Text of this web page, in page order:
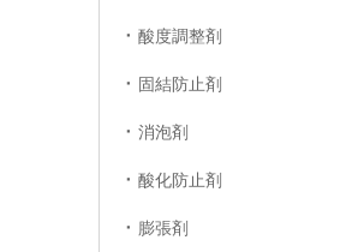
酸度調整剤
固結防止剤
消泡剤
酸化防止剤
膨張剤